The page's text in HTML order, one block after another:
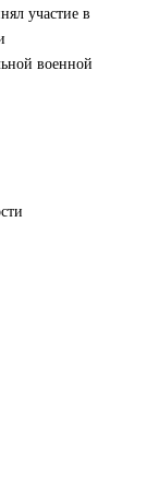
участие в
военной